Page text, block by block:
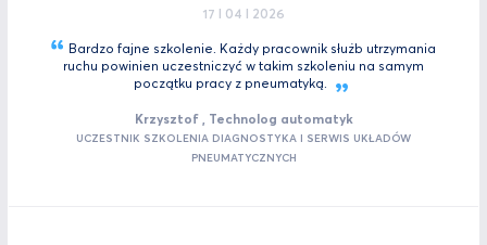
17 I 04 I 2026
Bardzo fajne szkolenie. Każdy pracownik służb utrzymania
ruchu powinien uczestniczyć w takim szkoleniu na samym
początku pracy z pneumatyką.
Krzysztof , Technolog automatyk
UCZESTNIK SZKOLENIA DIAGNOSTYKA I SERWIS UKŁADÓW
PNEUMATYCZNYCH